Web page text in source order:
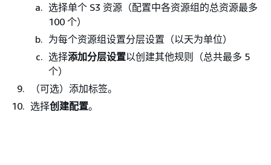
选择单个 S3 资源（配置中各资源组的总资源最多
100 个）
为每个资源组设置分层设置（以天为单位）
选择添加分层设置以创建其他规则（总共最多 5
个）
（可选）添加标签。
选择创建配置。